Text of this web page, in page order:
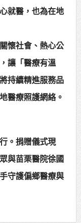
就醫，也為在地
懷社會、熱心公
讓「醫療有溫
持續精進服務品
醫療照護網絡。
。捐贈儀式現
與苗栗醫院徐國
守護偏鄉醫療與